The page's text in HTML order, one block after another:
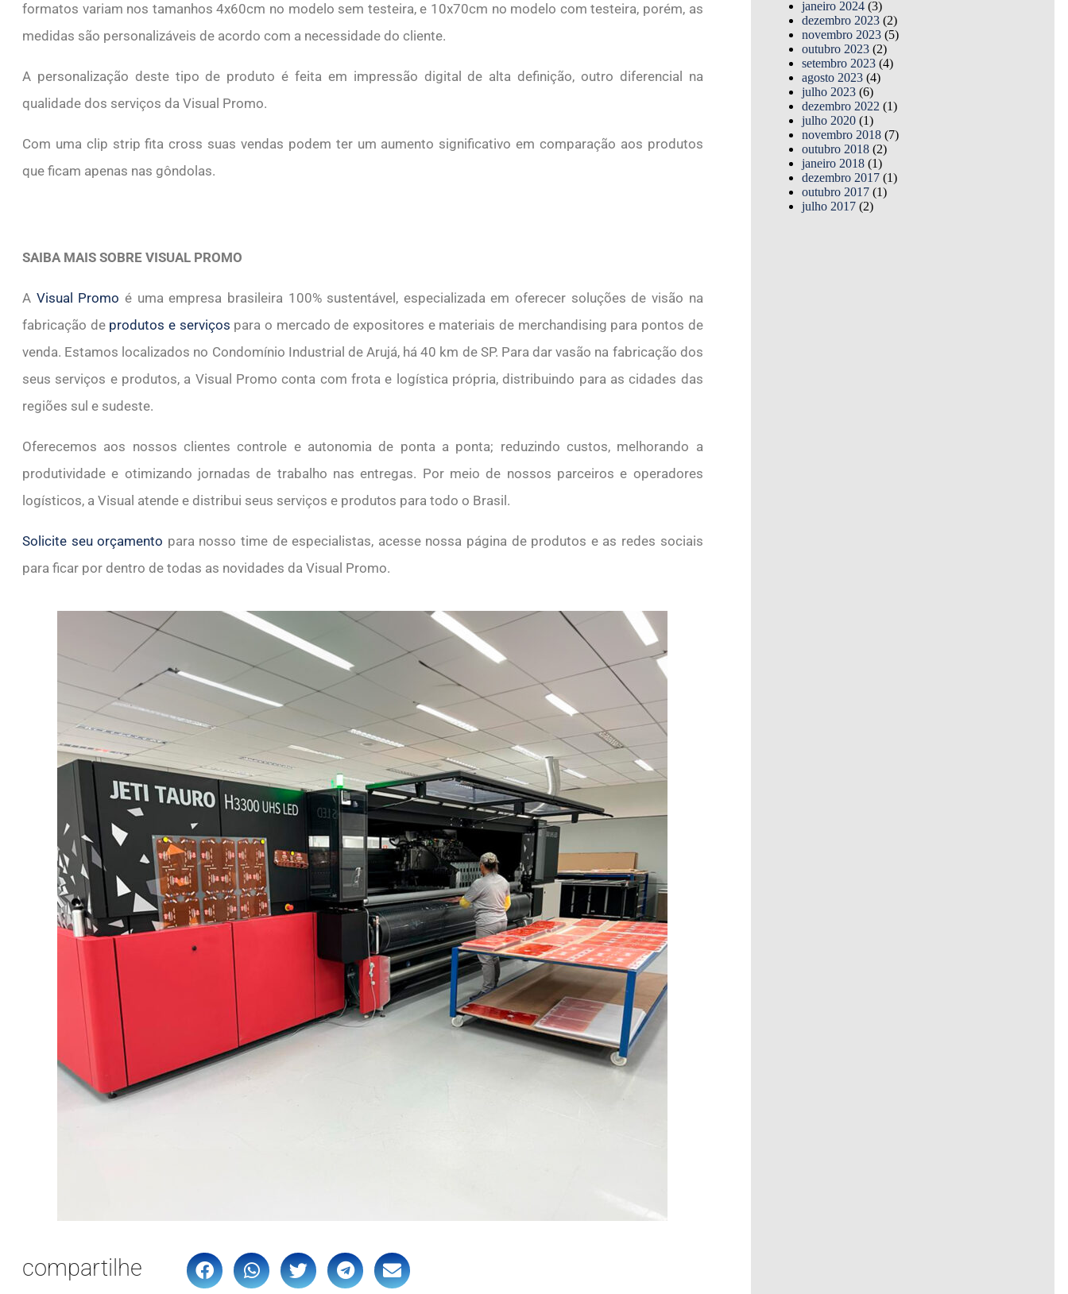
formatos variam nos tamanhos 4x60cm no modelo sem testeira, e 10x70cm no modelo com testeira, porém, as
medidas são personalizáveis de acordo com a necessidade do cliente.
A personalização deste tipo de produto é feita em impressão digital de alta definição, outro diferencial na
qualidade dos serviços da Visual Promo.
Com uma clip strip fita cross suas vendas podem ter um aumento significativo em comparação aos produtos
que ficam apenas nas gôndolas.
SAIBA MAIS SOBRE VISUAL PROMO
A Visual Promo é uma empresa brasileira 100% sustentável, especializada em oferecer soluções de visão na
fabricação de produtos e serviços para o mercado de expositores e materiais de merchandising para pontos de
venda. Estamos localizados no Condomínio Industrial de Arujá, há 40 km de SP. Para dar vasão na fabricação dos
seus serviços e produtos, a Visual Promo conta com frota e logística própria, distribuindo para as cidades das
regiões sul e sudeste.
Oferecemos aos nossos clientes controle e autonomia de ponta a ponta; reduzindo custos, melhorando a
produtividade e otimizando jornadas de trabalho nas entregas. Por meio de nossos parceiros e operadores
logísticos, a Visual atende e distribui seus serviços e produtos para todo o Brasil.
Solicite seu orçamento para nosso time de especialistas, acesse nossa página de produtos e as redes sociais
para ficar por dentro de todas as novidades da Visual Promo.
compartilhe
janeiro 2024 (3)
dezembro 2023 (2)
novembro 2023 (5)
outubro 2023 (2)
setembro 2023 (4)
agosto 2023 (4)
julho 2023 (6)
dezembro 2022 (1)
julho 2020 (1)
novembro 2018 (7)
outubro 2018 (2)
janeiro 2018 (1)
dezembro 2017 (1)
outubro 2017 (1)
julho 2017 (2)